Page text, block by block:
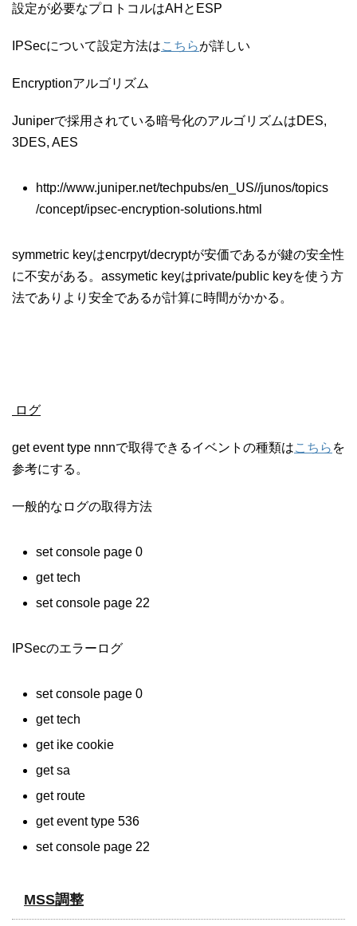
設定が必要なプロトコルはAHとESP
IPSecについて設定方法はこちらが詳しい
Encryptionアルゴリズム
Juniperで採用されている暗号化のアルゴリズムはDES,
3DES, AES
http://www.juniper.net/techpubs/en_US//junos/topics
/concept/ipsec-encryption-solutions.html
symmetric keyはencrpyt/decryptが安価であるが鍵の安全性
に不安がある。assymetic keyはprivate/public keyを使う方
法でありより安全であるが計算に時間がかかる。
ログ
get event type nnnで取得できるイベントの種類はこちら を
参考にする。
一般的なログの取得方法
set console page 0
get tech
set console page 22
IPSecのエラーログ
set console page 0
get tech
get ike cookie
get sa
get route
get event type 536
set console page 22
MSS調整